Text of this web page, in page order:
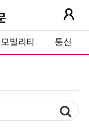
모빌리티 통신